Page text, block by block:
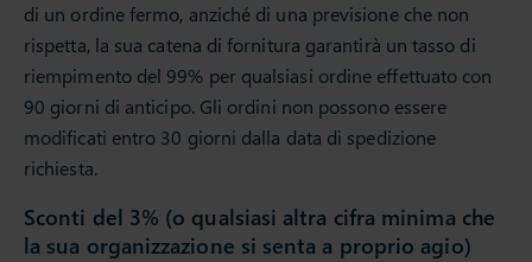
di un ordine fermo, anziché di una previsione che non
rispetta, la sua catena di fornitura garantirà un tasso di
riempimento del 99% per qualsiasi ordine effettuato con
90 giorni di anticipo. Gli ordini non possono essere
modificati entro 30 giorni dalla data di spedizione
richiesta.
Sconti del 3% (o qualsiasi altra cifra minima che
la sua organizzazione si senta a proprio agio)